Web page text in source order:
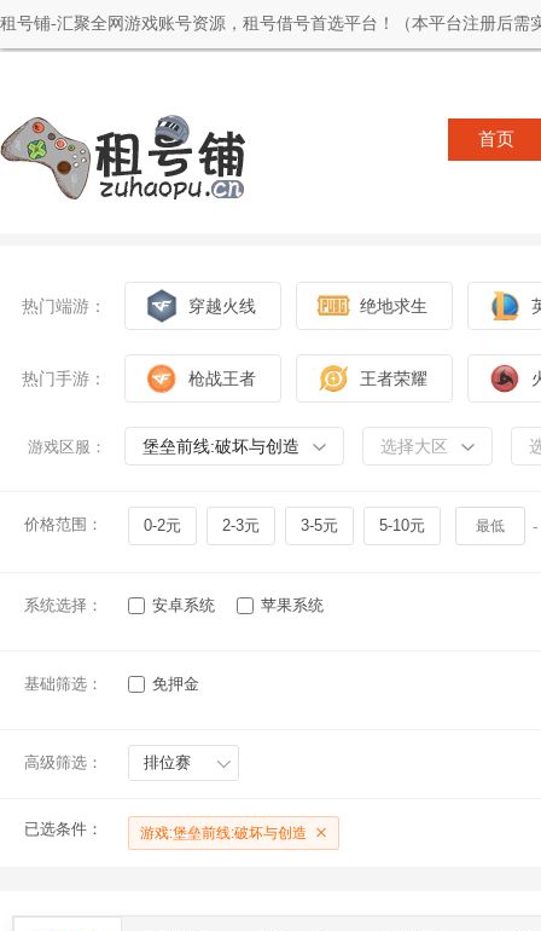
租号铺-汇聚全网游戏账号资源，租号借号首选平台！（本平台注册后需
首页
热门端游： 穿越火线 绝地求生
热门手游： 枪战王者 王者荣耀
游戏区服： 堡垒前线:破坏与创造 选择大区
价格范围： 0-2元 2-3元 3-5元 5-10元 -
系统选择： 安卓系统 苹果系统
基础筛选： 免押金
高级筛选： 排位赛
已选条件： 游戏:堡垒前线:破坏与创造